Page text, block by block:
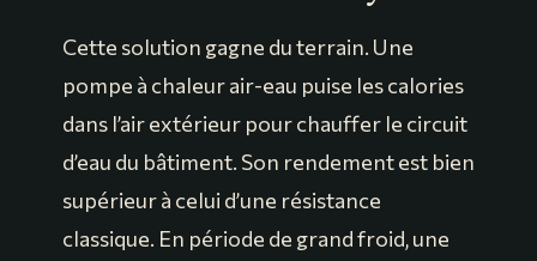
Cette solution gagne du terrain. Une
pompe à chaleur air-eau puise les calories
dans l’air extérieur pour chauffer le circuit
d’eau du bâtiment. Son rendement est bien
supérieur à celui d’une résistance
classique. En période de grand froid, une